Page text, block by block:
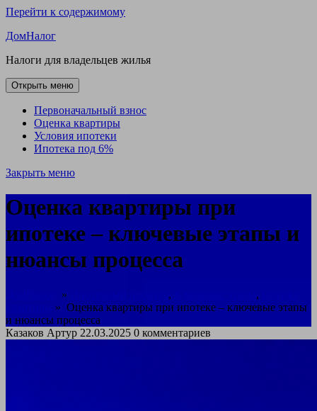
Перейти к содержимому
ДомНалог
Налоги для владельцев жилья
Открыть меню
Первоначальный взнос
Оценка квартиры
Условия ипотеки
Ипотека под 6%
Закрыть меню
Оценка квартиры при
ипотеке – ключевые этапы и
нюансы процесса
» , ,
» Оценка квартиры при ипотеке – ключевые этапы
и нюансы процесса
Казаков Артур 22.03.2025 0 комментариев